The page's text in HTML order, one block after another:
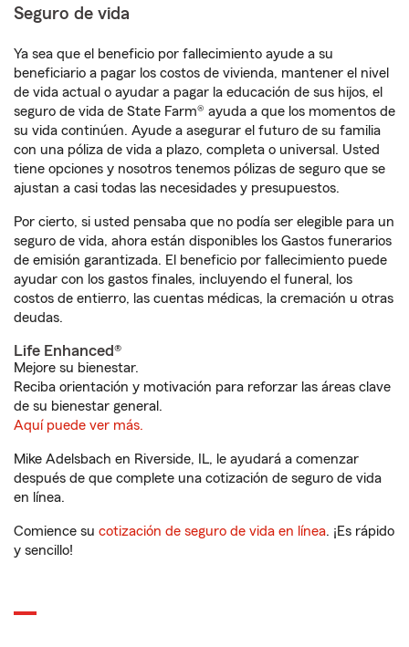
Seguro de vida
Ya sea que el beneficio por fallecimiento ayude a su
beneficiario a pagar los costos de vivienda, mantener el nivel
de vida actual o ayudar a pagar la educación de sus hijos, el
seguro de vida de State Farm® ayuda a que los momentos de
su vida continúen. Ayude a asegurar el futuro de su familia
con una póliza de vida a plazo, completa o universal. Usted
tiene opciones y nosotros tenemos pólizas de seguro que se
ajustan a casi todas las necesidades y presupuestos.
Por cierto, si usted pensaba que no podía ser elegible para un
seguro de vida, ahora están disponibles los Gastos funerarios
de emisión garantizada. El beneficio por fallecimiento puede
ayudar con los gastos finales, incluyendo el funeral, los
costos de entierro, las cuentas médicas, la cremación u otras
deudas.
Life Enhanced®
Mejore su bienestar.
Reciba orientación y motivación para reforzar las áreas clave
de su bienestar general.
Aquí puede ver más.
Mike Adelsbach en Riverside, IL, le ayudará a comenzar
después de que complete una cotización de seguro de vida
en línea.
Comience su cotización de seguro de vida en línea. ¡Es rápido
y sencillo!